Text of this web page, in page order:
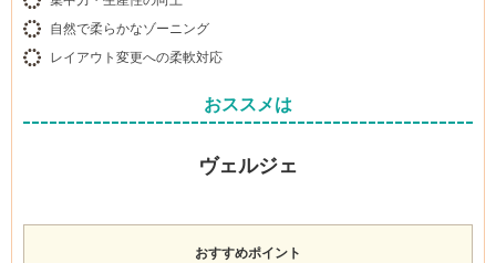
自然で柔らかなゾーニング
レイアウト変更への柔軟対応
おススメは
ヴェルジェ
おすすめポイント